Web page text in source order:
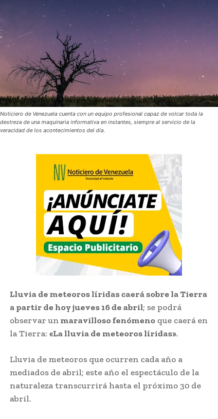
Noticiero de Venezuela cuenta con un equipo profesional capaz de volcar toda la
destreza de una maquinaria informativa en instantes, siempre al servicio de la
veracidad de los acontecimientos del día.
Lluvia de meteoros líridas caerá sobre la Tierra
a partir de hoy jueves 16 de abril; se podrá
observar un maravilloso fenómeno que caerá en
la Tierra: «La lluvia de meteoros líridas».
Lluvia de meteoros que ocurren cada año a
mediados de abril; este año el espectáculo de la
naturaleza transcurrirá hasta el próximo 30 de
abril.